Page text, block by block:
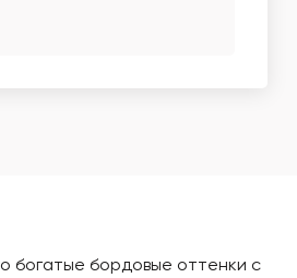
богатые бордовые оттенки с